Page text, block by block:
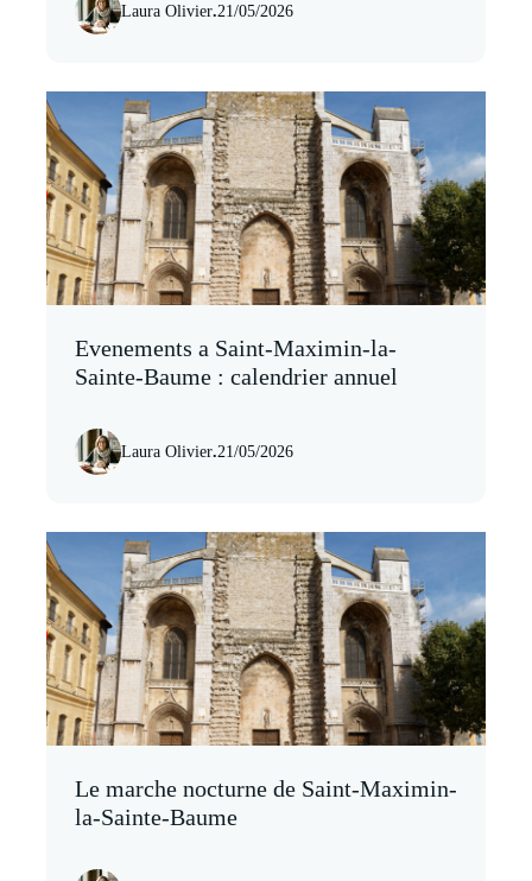
Laura Olivier.21/05/2026
Evenements a Saint-Maximin-la-
Sainte-Baume : calendrier annuel
Laura Olivier.21/05/2026
Le marche nocturne de Saint-Maximin-
la-Sainte-Baume